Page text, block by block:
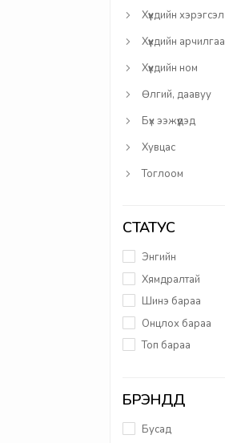
Хүүхдийн хэрэгсэл
Хүүхдийн арчилгаа
Хүүхдийн ном
Өлгий, даавуу
Бүх ээжүүдэд
Хувцас
Тоглоом
СТАТУС
Энгийн
Хямдралтай
Шинэ бараа
Онцлох бараа
Топ бараа
БРЭНДҮҮД
Бусад